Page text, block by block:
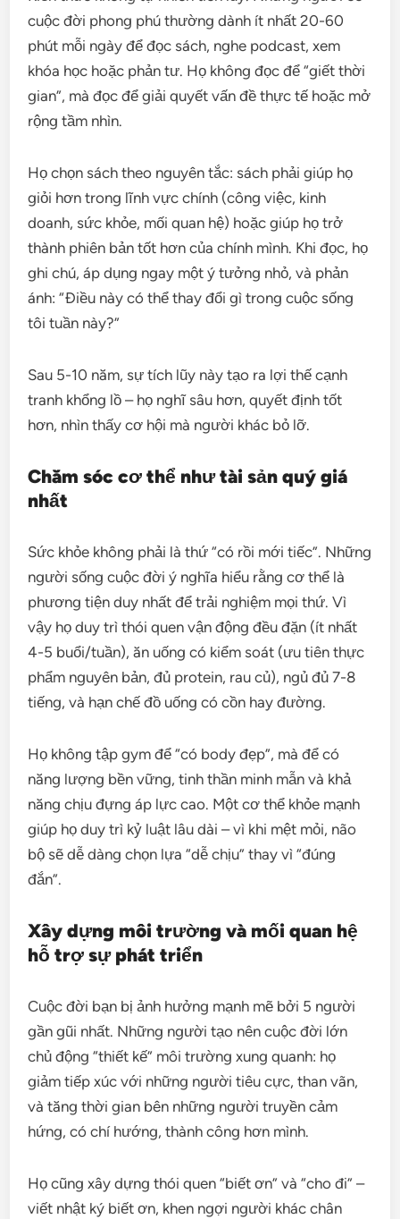
cuộc đời phong phú thường dành ít nhất 20-60
phút mỗi ngày để đọc sách, nghe podcast, xem
khóa học hoặc phản tư. Họ không đọc để “giết thời
gian”, mà đọc để giải quyết vấn đề thực tế hoặc mở
rộng tầm nhìn.
Họ chọn sách theo nguyên tắc: sách phải giúp họ
giỏi hơn trong lĩnh vực chính (công việc, kinh
doanh, sức khỏe, mối quan hệ) hoặc giúp họ trở
thành phiên bản tốt hơn của chính mình. Khi đọc, họ
ghi chú, áp dụng ngay một ý tưởng nhỏ, và phản
ánh: “Điều này có thể thay đổi gì trong cuộc sống
tôi tuần này?”
Sau 5-10 năm, sự tích lũy này tạo ra lợi thế cạnh
tranh khổng lồ – họ nghĩ sâu hơn, quyết định tốt
hơn, nhìn thấy cơ hội mà người khác bỏ lỡ.
Chăm sóc cơ thể như tài sản quý giá
nhất
Sức khỏe không phải là thứ “có rồi mới tiếc”. Những
người sống cuộc đời ý nghĩa hiểu rằng cơ thể là
phương tiện duy nhất để trải nghiệm mọi thứ. Vì
vậy họ duy trì thói quen vận động đều đặn (ít nhất
4-5 buổi/tuần), ăn uống có kiểm soát (ưu tiên thực
phẩm nguyên bản, đủ protein, rau củ), ngủ đủ 7-8
tiếng, và hạn chế đồ uống có cồn hay đường.
Họ không tập gym để “có body đẹp”, mà để có
năng lượng bền vững, tinh thần minh mẫn và khả
năng chịu đựng áp lực cao. Một cơ thể khỏe mạnh
giúp họ duy trì kỷ luật lâu dài – vì khi mệt mỏi, não
bộ sẽ dễ dàng chọn lựa “dễ chịu” thay vì “đúng
đắn”.
Xây dựng môi trường và mối quan hệ
hỗ trợ sự phát triển
Cuộc đời bạn bị ảnh hưởng mạnh mẽ bởi 5 người
gần gũi nhất. Những người tạo nên cuộc đời lớn
chủ động “thiết kế” môi trường xung quanh: họ
giảm tiếp xúc với những người tiêu cực, than vãn,
và tăng thời gian bên những người truyền cảm
hứng, có chí hướng, thành công hơn mình.
Họ cũng xây dựng thói quen “biết ơn” và “cho đi” –
viết nhật ký biết ơn, khen ngợi người khác chân